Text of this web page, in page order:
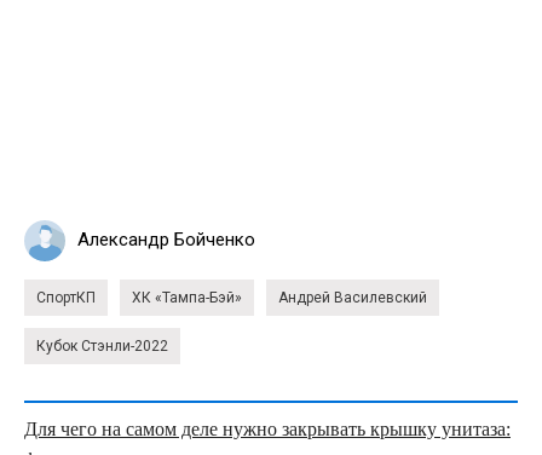
Александр Бойченко
СпортКП ХК «Тампа-Бэй» Андрей Василевский
Кубок Стэнли-2022
Для чего на самом деле нужно закрывать крышку унитаза: